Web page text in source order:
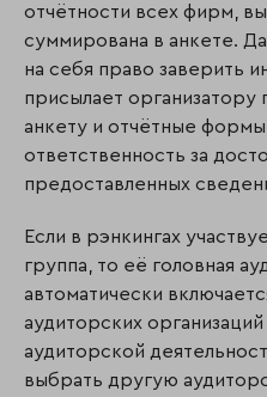
отчётности всех фирм,
суммирована в анкете.
на себя право заверить
присылает организатору
анкету и отчётные
ответственность за
предоставленных
Если в рэнкингах
группа, то её головная
автоматически
аудиторских
аудиторской
выбрать другую